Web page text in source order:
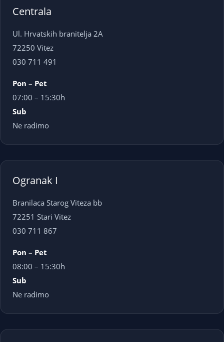
Centrala
Ul. Hrvatskih branitelja 2A
72250 Vitez
030 711 491
Pon – Pet
07:00 – 15:30h
Sub
Ne radimo
Ogranak I
Branilaca Starog Viteza bb
72251 Stari Vitez
030 711 867
Pon – Pet
08:00 – 15:30h
Sub
Ne radimo